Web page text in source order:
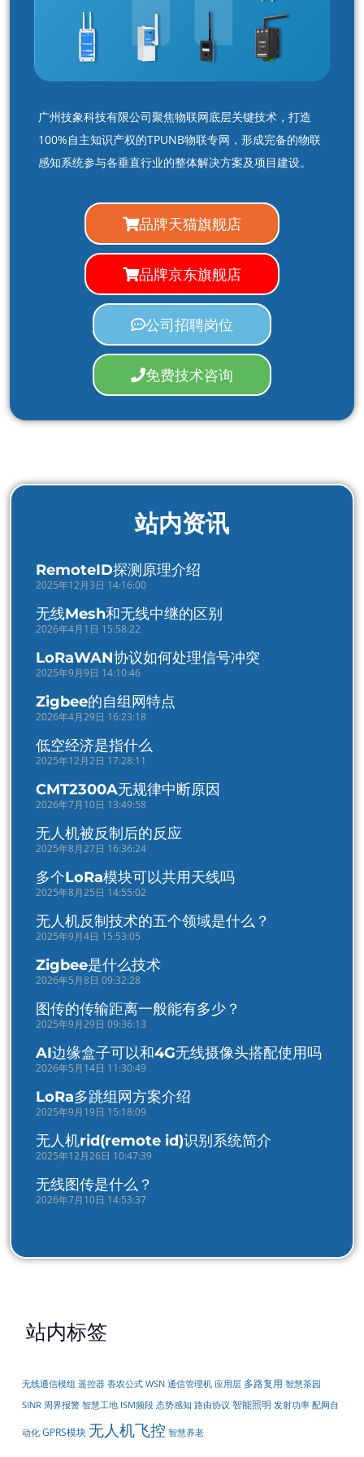
广州技象科技有限公司聚焦物联网底层关键技术，打造
100%自主知识产权的TPUNB物联专网，形成完备的物联
感知系统参与各垂直行业的整体解决方案及项目建设。
品牌天猫旗舰店
品牌京东旗舰店
公司招聘岗位
免费技术咨询
站内资讯
RemoteID探测原理介绍
2025年12月3日 14:16:00
无线Mesh和无线中继的区别
2026年4月1日 15:58:22
LoRaWAN协议如何处理信号冲突
2025年9月9日 14:10:46
Zigbee的自组网特点
2026年4月29日 16:23:18
低空经济是指什么
2025年12月2日 17:28:11
CMT2300A无规律中断原因
2026年7月10日 13:49:58
无人机被反制后的反应
2025年8月27日 16:36:24
多个LoRa模块可以共用天线吗
2025年8月25日 14:55:02
无人机反制技术的五个领域是什么？
2025年9月4日 15:53:05
Zigbee是什么技术
2026年5月8日 09:32:28
图传的传输距离一般能有多少？
2025年9月29日 09:36:13
AI边缘盒子可以和4G无线摄像头搭配使用吗
2026年5月14日 11:30:49
LoRa多跳组网方案介绍
2025年9月19日 15:18:09
无人机rid(remote id)识别系统简介
2025年12月26日 10:47:39
无线图传是什么？
2026年7月10日 14:53:37
站内标签
无线通信模组 遥控器 香农公式 WSN 通信管理机 应用层 多路复用 智慧茶园
SINR 周界报警 智慧工地 ISM频段 态势感知 路由协议 智能照明 发射功率 配网自
动化 GPRS模块 无人机飞控 智慧养老